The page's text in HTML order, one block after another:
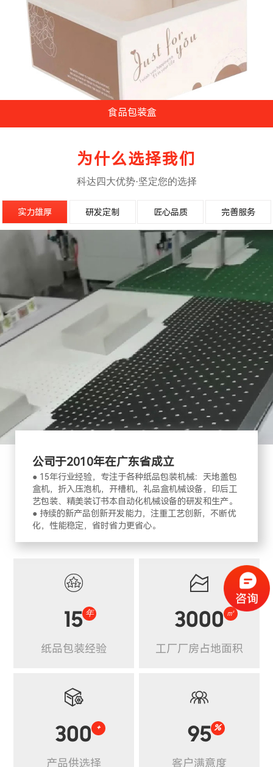
食品包装盒
为什么选择我们
科达四大优势·坚定您的选择
实力雄厚 研发定制 匠心品质 完善服务
公司于2010年在广东省成立
● 15年行业经验，专注于各种纸品包装机械：天地盖包
盒机，折入压泡机，开槽机，礼品盒机械设备，印后工
艺包装、精美装订书本自动化机械设备的研发和生产。
● 持续的新产品创新开发能力，注重工艺创新，不断优
化，性能稳定，省时省力更省心。

15 年
纸品包装经验

3000 ㎡
工厂厂房占地面积

300 +
产品供选择

95 %
客户满意度